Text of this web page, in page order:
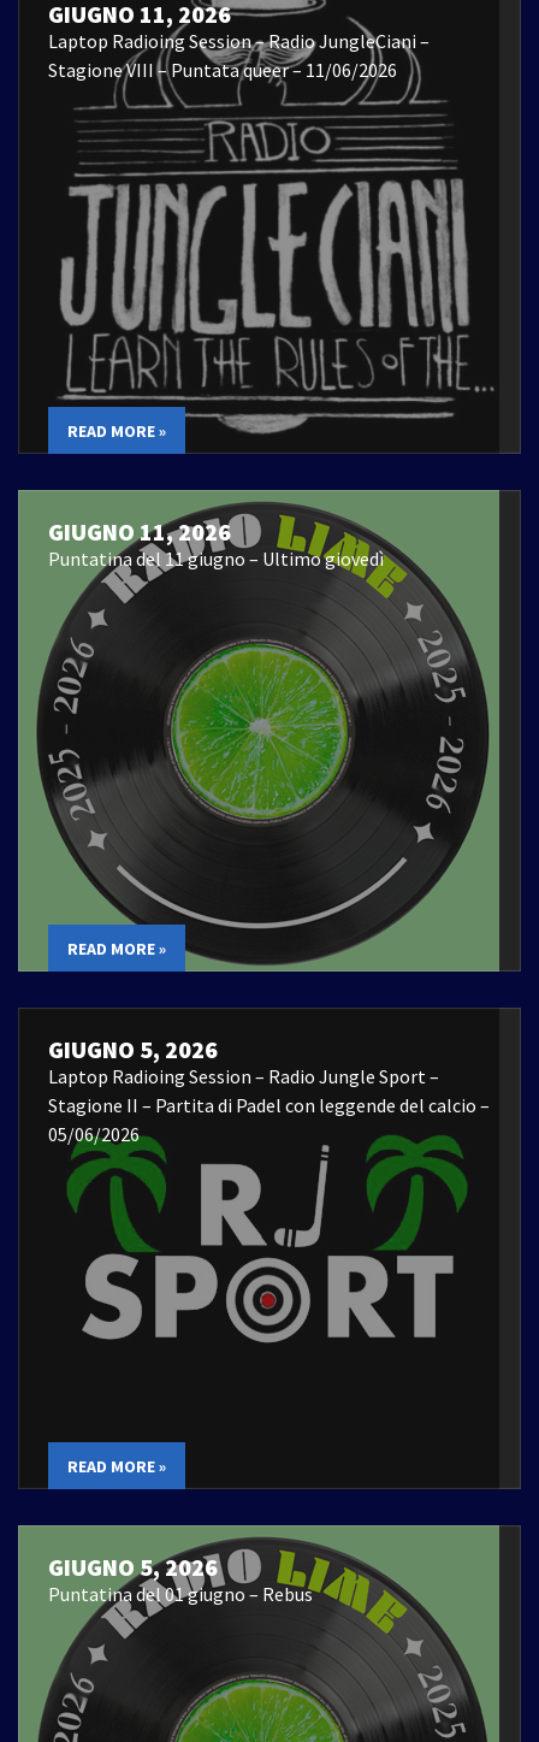
GIUGNO 11, 2026
Laptop Radioing Session – Radio JungleCiani –
Stagione VIII – Puntata queer – 11/06/2026
READ MORE »
GIUGNO 11, 2026
Puntatina del 11 giugno – Ultimo giovedì
READ MORE »
GIUGNO 5, 2026
Laptop Radioing Session – Radio Jungle Sport –
Stagione II – Partita di Padel con leggende del calcio –
05/06/2026
READ MORE »
GIUGNO 5, 2026
Puntatina del 01 giugno – Rebus